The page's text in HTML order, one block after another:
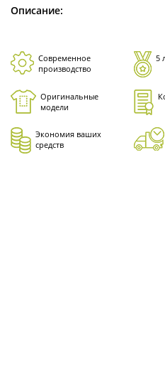
Описание:
Современное
производство
5
Оригинальные
модели
Экономия ваших
средств